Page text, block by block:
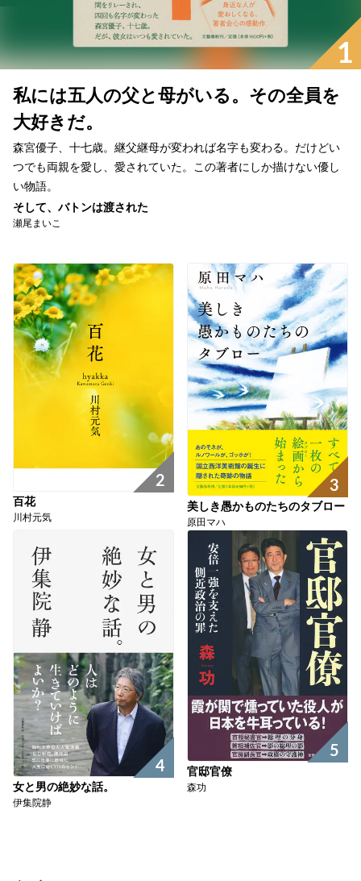
1
私には五人の父と母がいる。その全員を
大好きだ。
森宮優子、十七歳。継父継母が変われば名字も変わる。だけどい
つでも両親を愛し、愛されていた。この著者にしか描けない優し
い物語。
そして、バトンは渡された
瀬尾まいこ
2
百花
川村元気
3
美しき愚かものたちのタブロー
原田マハ
4
女と男の絶妙な話。
伊集院静
5
官邸官僚
森功